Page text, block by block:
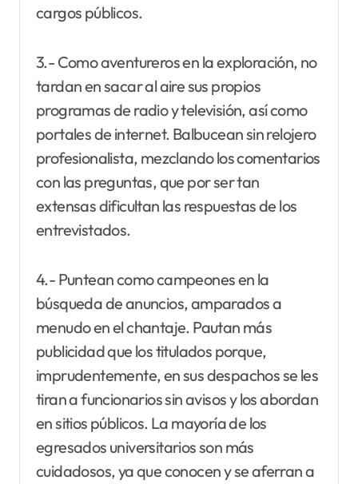
cargos públicos.
3.- Como aventureros en la exploración, no
tardan en sacar al aire sus propios
programas de radio y televisión, así como
portales de internet. Balbucean sin relojero
profesionalista, mezclando los comentarios
con las preguntas, que por ser tan
extensas dificultan las respuestas de los
entrevistados.
4.- Puntean como campeones en la
búsqueda de anuncios, amparados a
menudo en el chantaje. Pautan más
publicidad que los titulados porque,
imprudentemente, en sus despachos se les
tiran a funcionarios sin avisos y los abordan
en sitios públicos. La mayoría de los
egresados universitarios son más
cuidadosos, ya que conocen y se aferran a